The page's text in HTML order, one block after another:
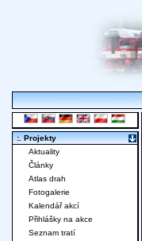
:. Projekty
Aktuality
Články
Atlas drah
Fotogalerie
Kalendář akcí
Přihlášky na akce
Seznam tratí